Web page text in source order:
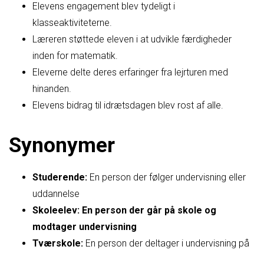
Elevens engagement blev tydeligt i
klasseaktiviteterne.
Læreren støttede eleven i at udvikle færdigheder
inden for matematik.
Eleverne delte deres erfaringer fra lejrturen med
hinanden.
Elevens bidrag til idrætsdagen blev rost af alle.
Synonymer
Studerende: En person der følger undervisning eller
uddannelse
Skoleelev: En person der går på skole og
modtager undervisning
Tværskole: En person der deltager i undervisning på